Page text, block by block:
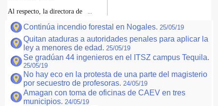
Al respecto, la directora de
Continúa incendio forestal en Nogales. 25/05/19
Quitan ataduras a autoridades penales para aplicar la
ley a menores de edad. 25/05/19
Se gradúan 44 ingenieros en el ITSZ campus Tequila.
25/05/19
No hay eco en la protesta de una parte del magisterio
por secuestro de profesoras. 24/05/19
Amagan con toma de oficinas de CAEV en tres
municipios. 24/05/19